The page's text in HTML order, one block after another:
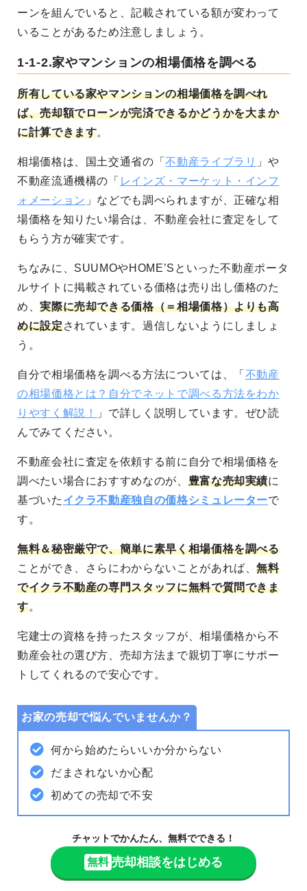
ーンを組んでいると、記載されている額が変わって
いることがあるため注意しましょう。
1-1-2.家やマンションの相場価格を調べる
所有している家やマンションの相場価格を調べれ
ば、売却額でローンが完済できるかどうかを大まか
に計算できます。
相場価格は、国土交通省の「不動産ライブラリ 」や
不動産流通機構の「 レインズ・マーケット・インフ
ォメーション 」などでも調べられますが、正確な相
場価格を知りたい場合は、不動産会社に査定をして
もらう方が確実です。
ちなみに、SUUMOやHOME’Sといった不動産ポータ
ルサイトに掲載されている価格は売り出し価格のた
め、実際に売却できる価格（＝相場価格）よりも高
めに設定されています。過信しないようにしましょ
う。
自分で相場価格を調べる方法については、「 不動産
の相場価格とは？自分でネットで調べる方法をわか
りやすく解説！
」で詳しく説明しています。ぜひ読
んでみてください。
不動産会社に査定を依頼する前に自分で相場価格を
調べたい場合におすすめなのが、 豊富な売却実績に
基づいた イクラ不動産独自の価格シミュレーターで
す。
無料＆秘密厳守で、簡単に素早く相場価格を調べる
ことができ、さらにわからないことがあれば、無料
でイクラ不動産の専門スタッフに無料で質問できま
す。
宅建士の資格を持ったスタッフが、相場価格から不
動産会社の選び方、売却方法まで親切丁寧にサポー
トしてくれるので安心です。
お家の売却で悩んでいませんか？
何から始めたらいいか分からない
だまされないか心配
初めての売却で不安
チャットでかんたん、無料でできる！
無料 売却相談をはじめる